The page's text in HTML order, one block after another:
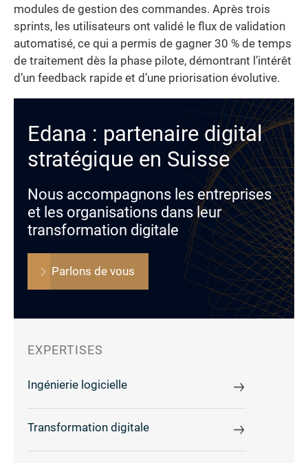
modules de gestion des commandes. Après trois
sprints, les utilisateurs ont validé le flux de validation
automatisé, ce qui a permis de gagner 30 % de temps
de traitement dès la phase pilote, démontrant l’intérêt
d’un feedback rapide et d’une priorisation évolutive.
Edana : partenaire digital
stratégique en Suisse
Nous accompagnons les entreprises
et les organisations dans leur
transformation digitale
Parlons de vous
EXPERTISES
Ingénierie logicielle
Transformation digitale